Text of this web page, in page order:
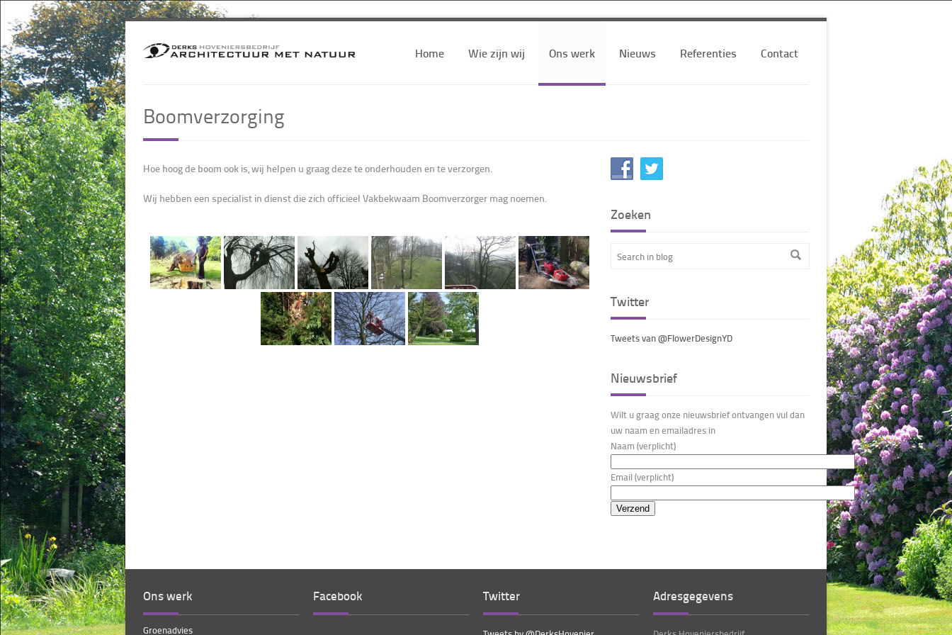
Home Wie zijn wij Ons werk Nieuws Referenties Contact
Boomverzorging
Hoe hoog de boom ook is, wij helpen u graag deze te onderhouden en te verzorgen.
Wij hebben een specialist in dienst die zich officieel Vakbekwaam Boomverzorger mag noemen.
Zoeken
Twitter
Tweets van @FlowerDesignYD
Nieuwsbrief
Wilt u graag onze nieuwsbrief ontvangen vul dan
uw naam en emailadres in
Naam (verplicht)
Email (verplicht)
Ons werk
Groenadvies
Facebook Twitter Adresgegevens